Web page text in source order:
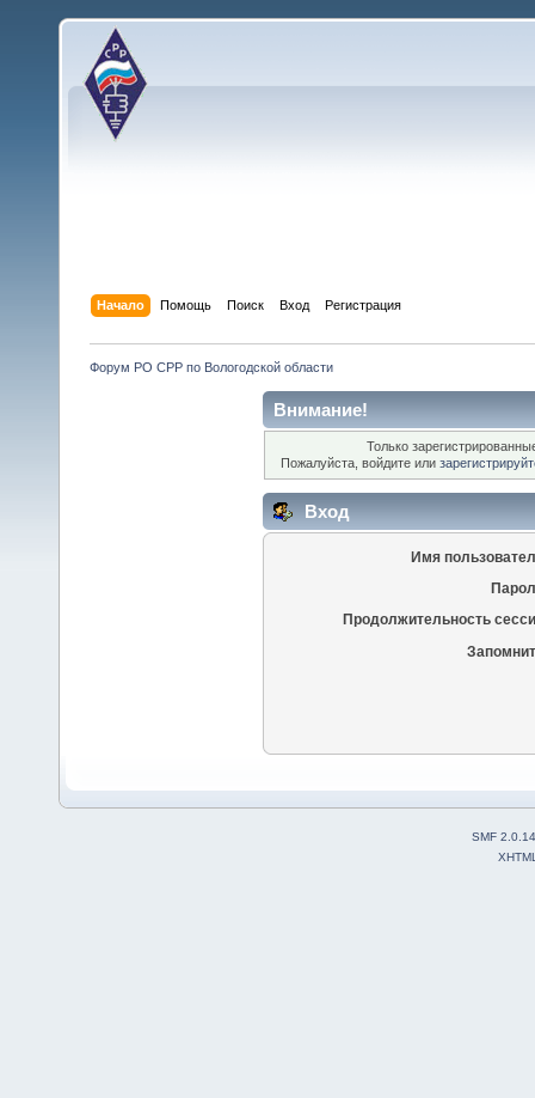
Начало Помощь Поиск Вход Регистрация
Форум РО СРР по Вологодской области
Внимание!
Только
Пожалуйста, войдите или
Вход
Имя
Продолжительность
SMF 2.0.14